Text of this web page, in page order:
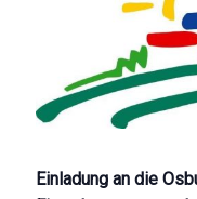
Einladung an die